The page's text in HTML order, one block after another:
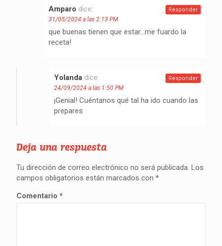
Amparo dice:
31/05/2024 a las 2:13 PM
que buenas tienen que estar…me fuardo la
receta!
Responder
Yolanda dice:
24/09/2024 a las 1:50 PM
¡Genial! Cuéntanos qué tal ha ido cuando las
prepares
Responder
Deja una respuesta
Tu dirección de correo electrónico no será publicada. Los
campos obligatorios están marcados con *
Comentario *